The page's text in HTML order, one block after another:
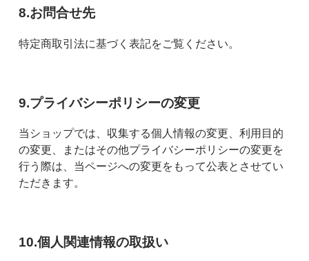
8.お問合せ先
特定商取引法に基づく表記をご覧ください。
9.プライバシーポリシーの変更
当ショップでは、収集する個人情報の変更、利用目的
の変更、またはその他プライバシーポリシーの変更を
行う際は、当ページへの変更をもって公表とさせてい
ただきます。
10.個人関連情報の取扱い